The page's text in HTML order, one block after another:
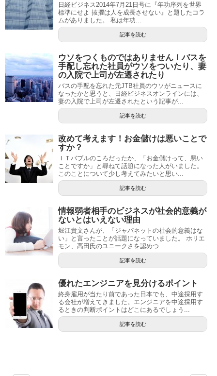
日経ビジネス2014年7月21日号に『年功序列を世界
標準にせよ 抜擢は人を成長させない』と題したコラ
ムがありました。 私は年功...
記事を読む
ウソをつくものではありません！バスを
手配し忘れた社員がウソをついたり、妻
の入院で上司が左遷されたり
バスの手配を忘れた元JTB社員のウソがニュースに
なったかと思うと、日経ビジネスオンラインには、
妻の入院で上司が左遷されたという記事が...
記事を読む
改めて考えます！お金儲けは悪いことで
すか？
ＩＴバブルのころだったか、「お金儲けって、悪い
ことですか」と尋ねて話題になった人がいました。
このことについて少し考えてみたいと思い...
記事を読む
情報弱者相手のビジネスが社会的意義が
ないとはいえない理由
堀江貴文さんが、「ジャパネットの社会的意義はな
い」と言ったことが話題になっていました。 ホリエ
モン、高田氏のユニークさを認めつ...
記事を読む
優れたエンジニアを見分けるポイント
終身雇用が当たり前であった日本でも、中途採用す
る会社が増えてきました。エンジニアを中途採用す
るときの判断ポイントはどこにあるでしょう...
記事を読む